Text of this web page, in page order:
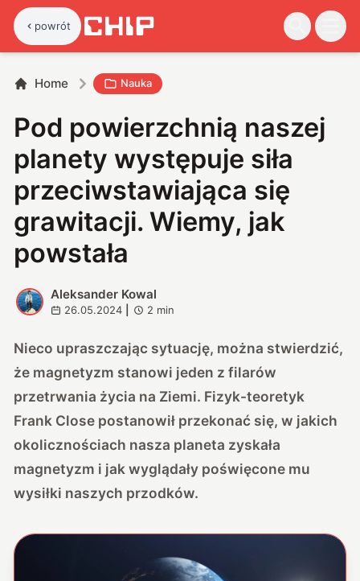
powrót
Home Nauka
Pod powierzchnią naszej
planety występuje siła
przeciwstawiająca się
grawitacji. Wiemy, jak
powstała
A
Aleksander Kowal
26.05.2024 2 min
Nieco upraszczając sytuację, można stwierdzić,
że magnetyzm stanowi jeden z filarów
przetrwania życia na Ziemi. Fizyk-teoretyk
Frank Close postanowił przekonać się, w jakich
okolicznościach nasza planeta zyskała
magnetyzm i jak wyglądały poświęcone mu
wysiłki naszych przodków.